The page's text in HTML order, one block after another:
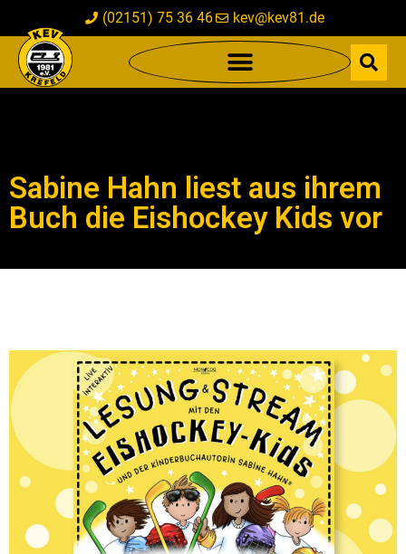
(02151) 75 36 46 kev@kev81.de
Sabine Hahn liest aus ihrem
Buch die Eishockey Kids vor